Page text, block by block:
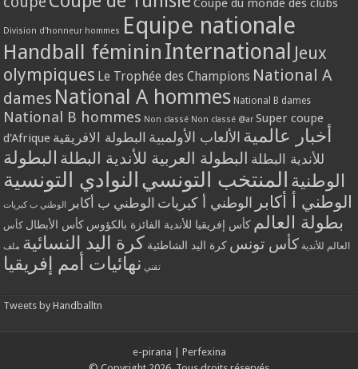
Coupe du monde des clubs
Division d'honneur hommes Equipe nationale
Handball féminin International Jeux
olympiques Le Trophée des Champions National A
dames National A hommes National B dames
National B hommes Non classé Non classé @ar Super coupe
d'Afrique
أخبار عالمية الألعاب الأولمبية البطولة الافريقية
للأندية البطلة البطولة العربية للأندية البطلة البطولة
الوطنية المنتخب التونسي النوادي التونسية
الوطني أ أكابر الوطني أ كبريات الوطني ب أكابر الوطني ب كبريات
بطولة العالم كأس إفريقيا للأندية الفائزة بالكؤوس كأس الأبطال كأس
العالم للأندية كأس تونس كرة اليد الشاطئية كرة اليد النسائية ملف
تقني نهائيات أمم إفريقيا
Tweets by Handballtn
e-pirana
Perfexina